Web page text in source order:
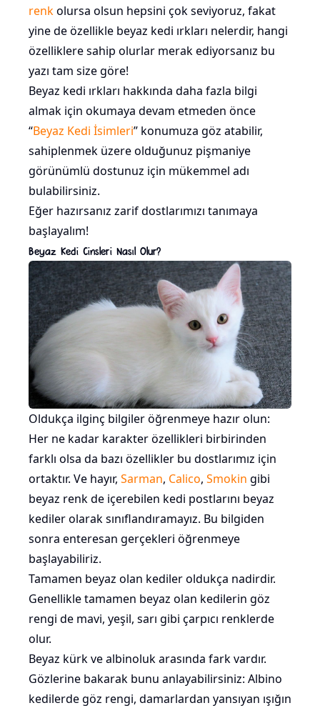
renkolursa olsun hepsini çok seviyoruz, fakat
yine de özellikle beyaz kedi ırkları nelerdir, hangi
özelliklere sahip olurlar merak ediyorsanız bu
yazı tam size göre!
Beyaz kedi ırkları hakkında daha fazla bilgi
almak için okumaya devam etmeden önce
“Beyaz Kedi İsimleri” konumuza göz atabilir,
sahiplenmek üzere olduğunuz pişmaniye
görünümlü dostunuz için mükemmel adı
bulabilirsiniz.
Eğer hazırsanız zarif dostlarımızı tanımaya
başlayalım!
Beyaz Kedi Cinsleri Nasıl Olur?
Oldukça ilginç bilgiler öğrenmeye hazır olun:
Her ne kadar karakter özellikleri birbirinden
farklı olsa da bazı özellikler bu dostlarımız için
ortaktır. Ve hayır, Sarman, Calico, Smokin gibi
beyaz renk de içerebilen kedi postlarını beyaz
kediler olarak sınıflandıramayız. Bu bilgiden
sonra enteresan gerçekleri öğrenmeye
başlayabiliriz.
Tamamen beyaz olan kediler oldukça nadirdir.
Genellikle tamamen beyaz olan kedilerin göz
rengi de mavi, yeşil, sarı gibi çarpıcı renklerde
olur.
Beyaz kürk ve albinoluk arasında fark vardır.
Gözlerine bakarak bunu anlayabilirsiniz: Albino
kedilerde göz rengi, damarlardan yansıyan ışığın